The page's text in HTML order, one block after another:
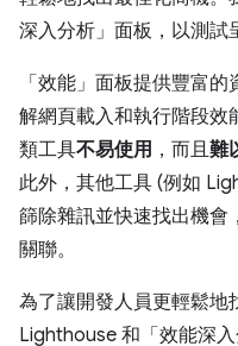
深入分析」面板，以測試
「效能」面板提供豐富
解網頁載入和執行階段效
類工具不易使用 ，而且難
此外，其他工具 (例如
篩除雜訊並快速找出機會
關聯。
為了讓開發人員更輕鬆地
Lighthouse 和「效能深